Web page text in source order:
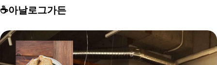
☕️아날로그가든